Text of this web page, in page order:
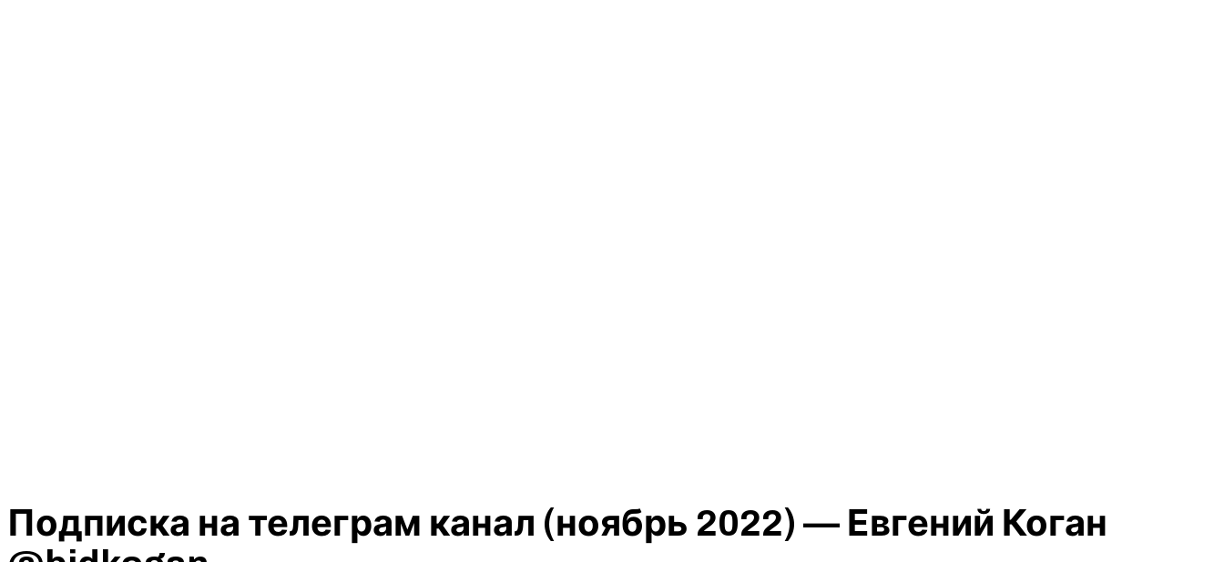
Подписка на телеграм канал (ноябрь 2022) — Евгений Коган